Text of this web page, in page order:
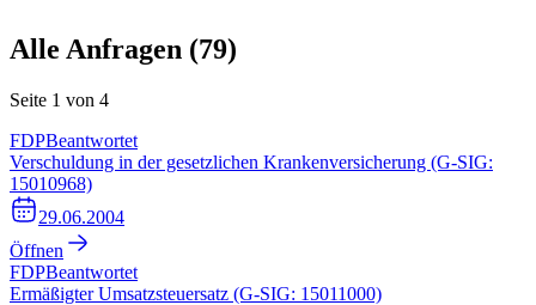
Alle Anfragen (79)
Seite 1 von 4
FDPBeantwortet
Verschuldung in der gesetzlichen Krankenversicherung (G-SIG:
15010968)
29.06.2004
Öffnen
FDPBeantwortet
Ermäßigter Umsatzsteuersatz (G-SIG: 15011000)